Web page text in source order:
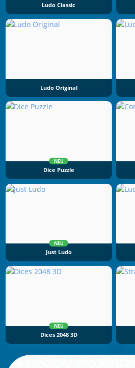
Ludo Classic
Ludo Original
NEU
Dice Puzzle
NEU
Just Ludo
NEU
Dices 2048 3D